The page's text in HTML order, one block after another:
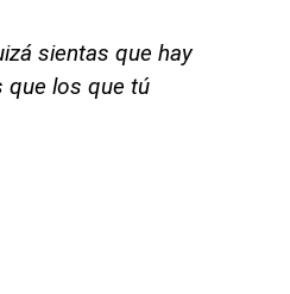
sientas que hay
que los que tú